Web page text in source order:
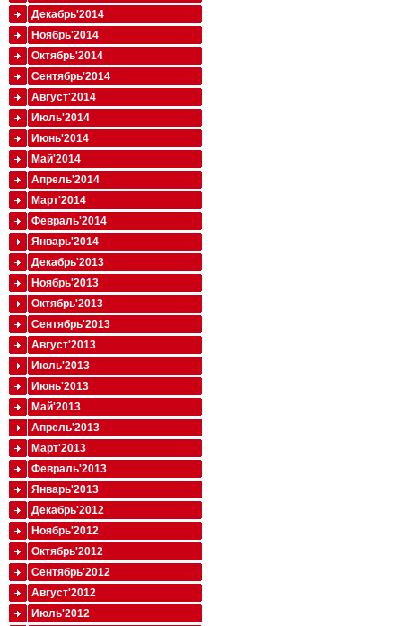
Декабрь'2014
Ноябрь'2014
Октябрь'2014
Сентябрь'2014
Август'2014
Июль'2014
Июнь'2014
Май'2014
Апрель'2014
Март'2014
Февраль'2014
Январь'2014
Декабрь'2013
Ноябрь'2013
Октябрь'2013
Сентябрь'2013
Август'2013
Июль'2013
Июнь'2013
Май'2013
Апрель'2013
Март'2013
Февраль'2013
Январь'2013
Декабрь'2012
Ноябрь'2012
Октябрь'2012
Сентябрь'2012
Август'2012
Июль'2012